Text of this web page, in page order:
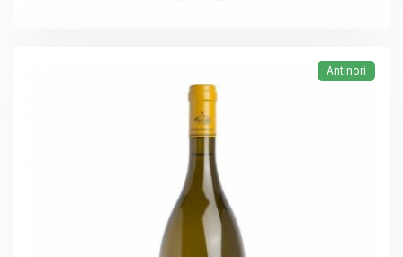
Antinori